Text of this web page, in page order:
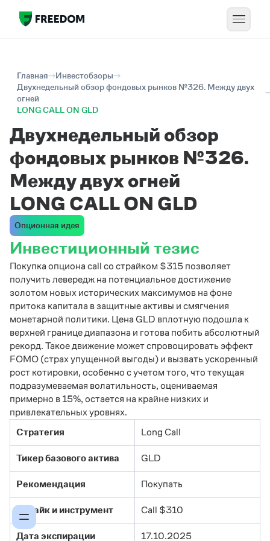
Главная
Инвестобзоры
Двухнедельный обзор фондовых рынков №326. Между двух
огней
LONG CALL ON GLD
Двухнедельный обзор
фондовых рынков №326.
Между двух огней
LONG CALL ON GLD
Опционная идея
Инвестиционный тезис
Покупка опциона call со страйком $315 позволяет
получить левередж на потенциальное достижение
золотом новых исторических максимумов на фоне
притока капитала в защитные активы и смягчения
монетарной политики. Цена GLD вплотную подошла к
верхней границе диапазона и готова побить абсолютный
рекорд. Такое движение может спровоцировать эффект
FOMO (страх упущенной выгоды) и вызвать ускоренный
рост котировки, особенно с учетом того, что текущая
подразумеваемая волатильность, оцениваемая
примерно в 15%, остается на крайне низких и
привлекательных уровнях.
Стратегия
Long Call
Тикер базового актива GLD
Рекомендация Покупать
Страйк и инструмент Call $310
Дата экспирации 17.10.2025